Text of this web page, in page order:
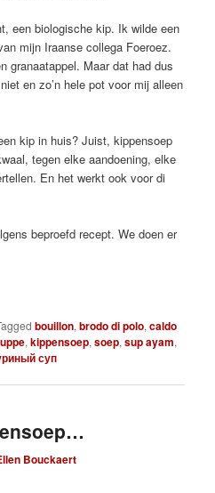
een biologische kip. Ik wilde een
mijn Iraanse collega Foeroez.
granaatappel. Maar dat had dus
en zo’n hele pot voor mij alleen
kip in huis? Juist, kippensoep
tegen elke aandoening, elke
En het werkt ook voor di
beproefd recept. We doen er
bouillon,brodo di polo,caldo
,kippensoep,soep,sup ayam,
суп
Bouckaert